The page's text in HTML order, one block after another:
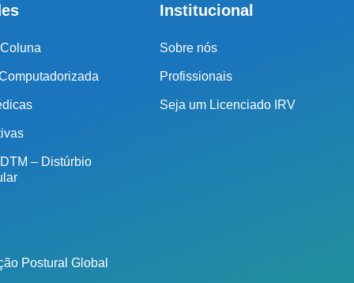
– Distúrbio
Postural Global
Institucional
Sobre nós
Profissionais
Seja um Licenciado IRV